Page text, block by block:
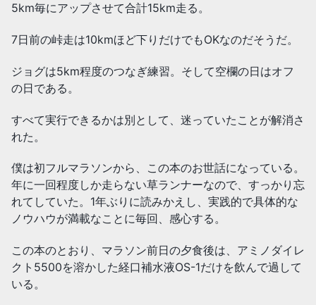
5km毎にアップさせて合計15km走る。
7日前の峠走は10kmほど下りだけでもOKなのだそうだ。
ジョグは5km程度のつなぎ練習。そして空欄の日はオフ
の日である。
すべて実行できるかは別として、迷っていたことが解消さ
れた。
僕は初フルマラソンから、この本のお世話になっている。
年に一回程度しか走らない草ランナーなので、すっかり忘
れてしていた。1年ぶりに読みかえし、実践的で具体的な
ノウハウが満載なことに毎回、感心する。
この本のとおり、マラソン前日の夕食後は、アミノダイレ
クト5500を溶かした経口補水液OS-1だけを飲んで過して
いる。